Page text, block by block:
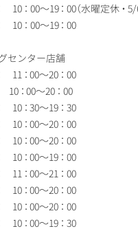
10：00～19：00（水曜定休・5/
10：00～19：00
センター店舗
11 ：00～20：00
10：00～20：00
10：30～19：30
10：00～20：00
10：00～20：00
10：00～19：00
11 ：00～21：00
10：00～20：00
10：00～20：00
10：00～19：30